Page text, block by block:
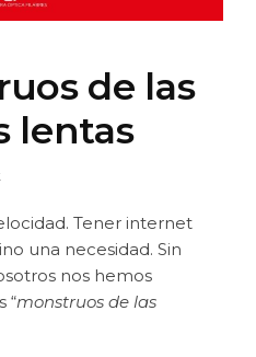
de las
lentas
Tener internet
una necesidad. Sin
nos hemos
“monstruos de las